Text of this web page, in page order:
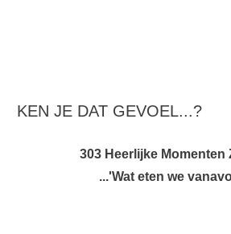
KEN JE DAT GEVOEL...?
303 Heerlijke Momenten
...'Wat eten we